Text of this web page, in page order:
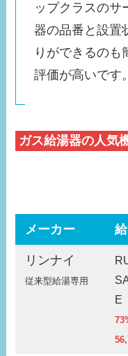
ップクラスのサ
器の品番と設置
りができるのも
評価が高いです。
ガス給湯器の人気
メーカー
リンナイ
従来型給湯専用
E